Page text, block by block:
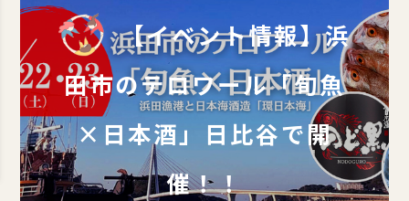
【イベント情報】浜
田市のテロワール「旬魚
×日本酒」日比谷で開
催！！